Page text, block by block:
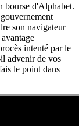
bourse d'Alphabet.
son navigateur
intenté par le
advenir de vos
le point dans